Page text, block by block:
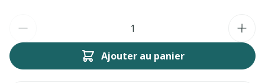
Ajouter au panier